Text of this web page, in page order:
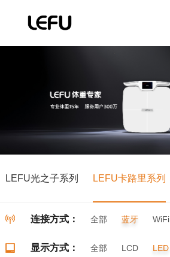
LEFU光之子系列 LEFU卡路里系列
连接方式： 全部 蓝牙 WiFi
显示方式： 全部 LCD LED